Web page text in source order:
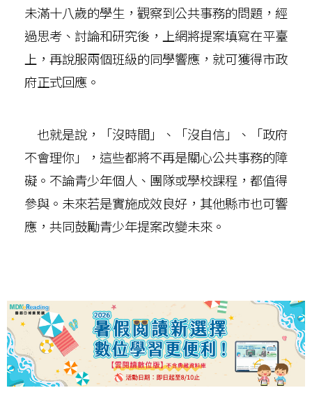
未滿十八歲的學生，觀察到公共事務的問題，經
過思考、討論和研究後，上網將提案填寫在平臺
上，再說服兩個班級的同學響應，就可獲得市政
府正式回應。
也就是說，「沒時間」、「沒自信」、「政府
不會理你」，這些都將不再是關心公共事務的障
礙。不論青少年個人、團隊或學校課程，都值得
參與。未來若是實施成效良好，其他縣市也可響
應，共同鼓勵青少年提案改變未來。